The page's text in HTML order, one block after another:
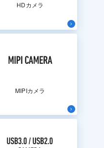
HDカメラ
MIPIカメラ